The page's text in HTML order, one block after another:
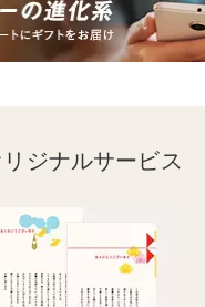
ジナルサービス